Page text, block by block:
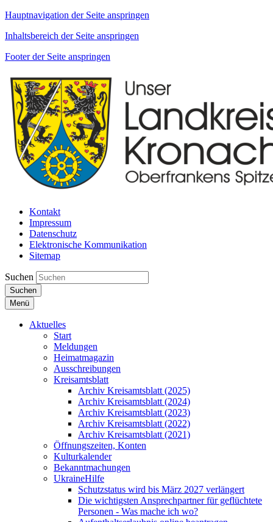
Hauptnavigation der Seite anspringen
Inhaltsbereich der Seite anspringen
Footer der Seite anspringen
Kontakt
Impressum
Datenschutz
Elektronische Kommunikation
Sitemap
Suchen
Suchen
Menü
Aktuelles
Start
Meldungen
Heimatmagazin
Ausschreibungen
Kreisamtsblatt
Archiv Kreisamtsblatt (2025)
Archiv Kreisamtsblatt (2024)
Archiv Kreisamtsblatt (2023)
Archiv Kreisamtsblatt (2022)
Archiv Kreisamtsblatt (2021)
Öffnungszeiten, Konten
Kulturkalender
Bekanntmachungen
UkraineHilfe
Schutzstatus wird bis März 2027 verlängert
Die wichtigsten Ansprechpartner für geflüchtete
Personen - Was mache ich wo?